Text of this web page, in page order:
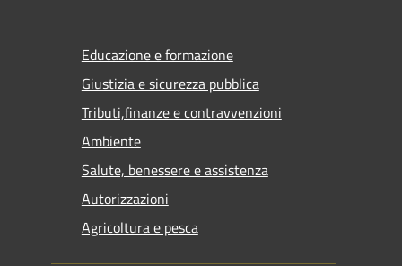
Educazione e formazione
Giustizia e sicurezza pubblica
Tributi,finanze e contravvenzioni
Ambiente
Salute, benessere e assistenza
Autorizzazioni
Agricoltura e pesca